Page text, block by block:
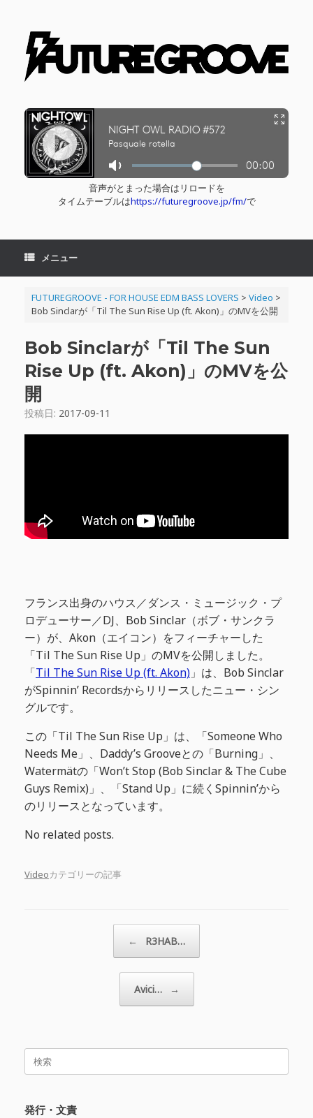
音声がとまった場合はリロードを
タイムテーブルはhttps://futuregroove.jp/fm/で
メニュー
FUTUREGROOVE - FOR HOUSE EDM BASS LOVERS > Video >
Bob Sinclarが「Til The Sun Rise Up (ft. Akon)」のMVを公開
Bob Sinclarが「Til The Sun
Rise Up (ft. Akon)」のMVを公
開
投稿日: 2017-09-11
フランス出身のハウス／ダンス・ミュージック・プ
ロデューサー／DJ、Bob Sinclar（ボブ・サンクラ
ー）が、Akon（エイコン）をフィーチャーした
「Til The Sun Rise Up」のMVを公開しました。
「Til The Sun Rise Up (ft. Akon) 」は、Bob Sinclar
がSpinnin’ Recordsからリリースしたニュー・シン
グルです。
この「Til The Sun Rise Up」は、「Someone Who
Needs Me」、Daddy’s Grooveとの「Burning」、
Watermätの「Won’t Stop (Bob Sinclar & The Cube
Guys Remix)」、「Stand Up」に続くSpinnin’から
のリリースとなっています。
No related posts.
Videoカテゴリーの記事
← R3HAB…
Avici… →
検
発行・文責